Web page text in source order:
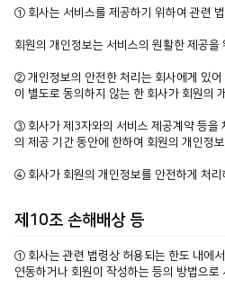
① 회사는 서비스를 제공하기 위하여 관련
회원의 개인정보는 서비스의 원활한 제공
② 개인정보의 안전한 처리는 회사에게 있어
이 별도로 동의하지 않는 한 회사가 회원의
③ 회사가 제3자와의 서비스 제공계약 등을
의 제공 기간 동안에 한하여 회원의 개인정
④ 회사가 회원의 개인정보를 안전하게 처리
제10조 손해배상 등
① 회사는 관련 법령상 허용되는 한도 내에
연동하거나 회원이 작성하는 등의 방법으